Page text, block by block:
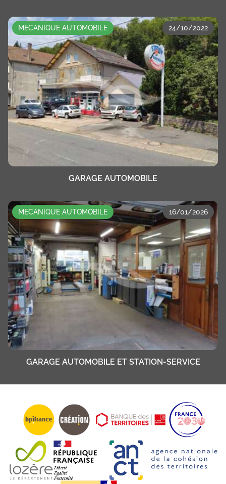
MECANIQUE AUTOMOBILE 24/10/2022
GARAGE AUTOMOBILE
MECANIQUE AUTOMOBILE 16/01/2026
GARAGE AUTOMOBILE ET STATION-SERVICE